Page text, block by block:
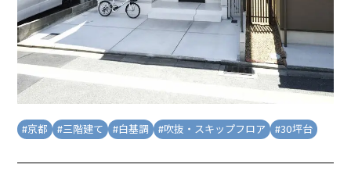
#京都 #三階建て #白基調 #吹抜・スキップフロア #30坪台